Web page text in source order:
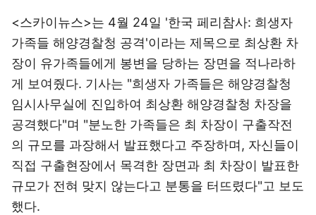
<스카이뉴스>는 4월 24일 '한국 페리참사: 희생자
가족들 해양경찰청 공격'이라는 제목으로 최상환 차
장이 유가족들에게 봉변을 당하는 장면을 적나라하
게 보여줬다. 기사는 "희생자 가족들은 해양경찰청
임시사무실에 진입하여 최상환 해양경찰청 차장을
공격했다"며 "분노한 가족들은 최 차장이 구출작전
의 규모를 과장해서 발표했다고 주장하며, 자신들이
직접 구출현장에서 목격한 장면과 최 차장이 발표한
규모가 전혀 맞지 않는다고 분통을 터뜨렸다"고 보도
했다.